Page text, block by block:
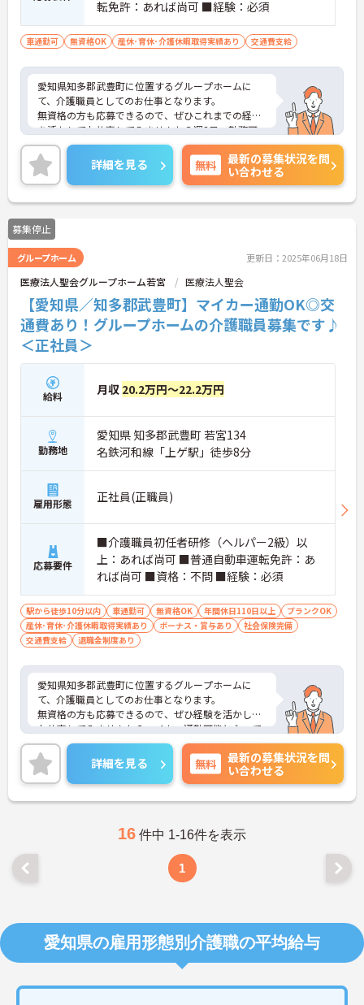
転免許：あれば尚可 ■経験：必須
車通勤可 無資格OK 産休･育休･介護休暇取得実績あり 交通費支給
愛知県知多郡武豊町に位置するグループホームに
て、介護職員としてのお仕事となります。
無資格の方も応募できるので、ぜひこれまでの経験
を活かしてお仕事してみませんか？週3日～勤務可
能で、日勤のみのお仕事となるので、働きやすい環
境となっております◎
ご興味をお持ちの方には詳細の情報や面接のポイン
トをお伝えしますのでお気軽にお問い合わせくださ
いませ。
詳細を見る 無料
最新の募集状況を問
い合わせる
募集停止
グループホーム 更新日：2025年06月18日
医療法人聖会グループホーム若宮 医療法人聖会
【愛知県／知多郡武豊町】マイカー通勤OK◎交
通費あり！グループホームの介護職員募集です♪
＜正社員＞
給料 月収 20.2万円～22.2万円
勤務地
愛知県 知多郡武豊町 若宮134
名鉄河和線「上ゲ駅」徒歩8分
雇用形態 正社員(正職員)
応募要件
■介護職員初任者研修（ヘルパー2級）以
上：あれば尚可 ■普通自動車運転免許：あ
れば尚可 ■資格：不問 ■経験：必須
駅から徒歩10分以内 車通勤可 無資格OK 年間休日110日以上
ブランクOK
産休･育休･介護休暇取得実績あり
ボーナス・賞与あり
社会保険完備
交通費支給
退職金制度あり
愛知県知多郡武豊町に位置するグループホームに
て、介護職員としてのお仕事となります。
無資格の方も応募できるので、ぜひ経験を活かして
お仕事してみませんか？マイカー通勤可能となって
おり、無料駐車場を完備しておりますので、通勤の
際は心配いりません◎
ご興味をお持ちの方には詳細の情報や面接のポイン
トをお伝えしますのでお気軽にお問い合わせくださ
いませ。
詳細を見る 無料
最新の募集状況を問
い合わせる
16 件中 1-16件を表示
1
愛知県の雇用形態別介護職の平均給与